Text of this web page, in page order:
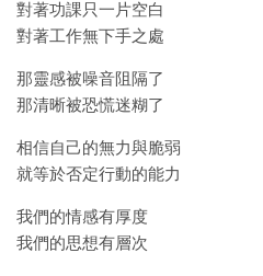
對著功課只一片空白
對著工作無下手之處
那靈感被噪音阻隔了
那清晰被恐慌迷糊了
相信自己的無力與脆弱
就等於否定行動的能力
我們的情感有厚度
我們的思想有層次